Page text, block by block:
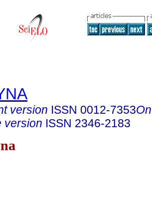
version ISSN 0012-7353
version ISSN 2346-2183